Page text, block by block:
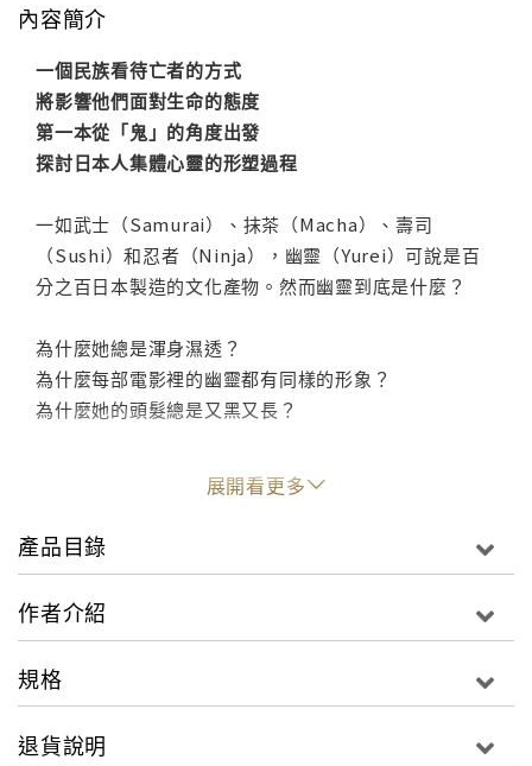
內容簡介
一個民族看待亡者的方式
將影響他們面對生命的態度
第一本從「鬼」的角度出發
探討日本人集體心靈的形塑過程
一如武士（Samurai）、抹茶（Macha）、壽司
（Sushi）和忍者（Ninja），幽靈（Yurei）可說是百
分之百日本製造的文化產物。然而幽靈到底是什麼？
為什麼她總是渾身濕透？
為什麼每部電影裡的幽靈都有同樣的形象？
為什麼她的頭髮總是又黑又長？
對西方人來說，生與死的分界往往壁壘分明，但是日本
的幽靈甚至能在墳墓裡生孩子。因為幽靈，日本人的死
生界線模糊了起來。在本書中，作者嘗試透過日本的怪
談、浮世繪、歌舞伎、電影中頻繁出現的身影，探看幽
本人對生死的認知緊密相連。
透過本書作者的研究發現，幽靈在西方世界裡被嚴重誤
在幾乎沒有解釋或試圖理解的情況下，將一種陌生的民
展開看更多
產品目錄
作者介紹
規格
退貨說明